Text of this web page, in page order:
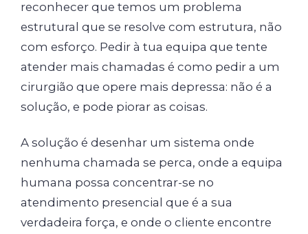
reconhecer que temos um problema
estrutural que se resolve com estrutura, não
com esforço. Pedir à tua equipa que tente
atender mais chamadas é como pedir a um
cirurgião que opere mais depressa: não é a
solução, e pode piorar as coisas.
A solução é desenhar um sistema onde
nenhuma chamada se perca, onde a equipa
humana possa concentrar-se no
atendimento presencial que é a sua
verdadeira força, e onde o cliente encontre